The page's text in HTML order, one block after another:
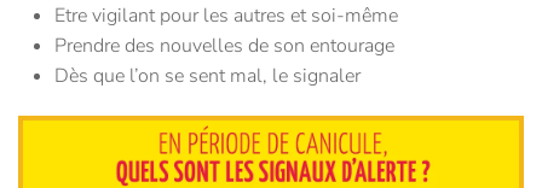
Etre vigilant pour les autres et soi-même
Prendre des nouvelles de son entourage
Dès que l’on se sent mal, le signaler